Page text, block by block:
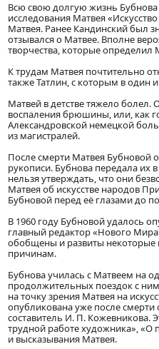
Всю свою долгую жизнь Бубнова
исследования Матвея
Матвея. Ранее Кандинский был
отзывался о Матвее. Вполне
творчества, которые определил
К трудам Матвея почтительно
также Татлин, с которым в один
Матвей в детстве тяжело
воспаления брюшины, или, как
Александровской немецкой
из магистралей.
После смерти Матвея Бубновой
рукописи. Бубнова передала их
нельзя утверждать, что они
Матвея об искусстве народов
Бубновой перед её глазами до
В 1960 году Бубновой удалось
главный редактор «Нового
обобщены и развиты некоторые
причинам.
Бубнова училась с Матвеем на
продолжительных поездок с ним
на точку зрения Матвея на
опубликована уже после
составитель И. П. Кожевникова.
трудной работе художника», «О
и высказывания Матвея.